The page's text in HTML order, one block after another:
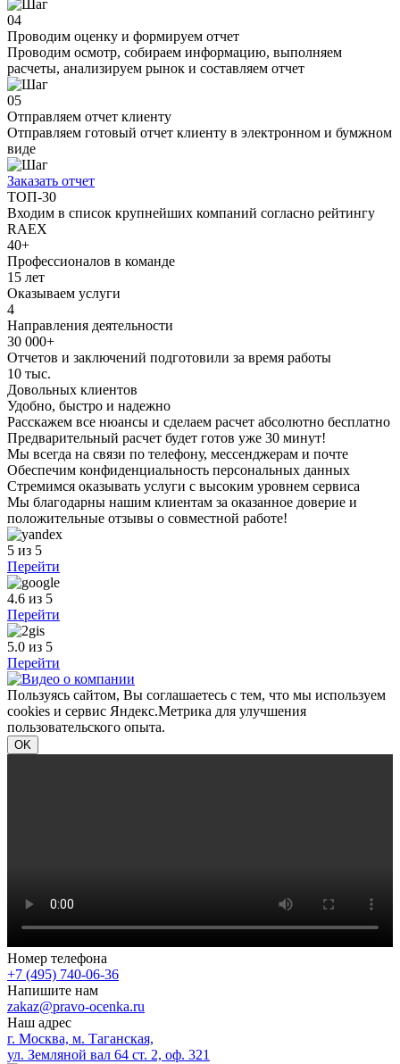
04
Проводим оценку и формируем отчет
Проводим осмотр, собираем информацию, выполняем
расчеты, анализируем рынок и составляем отчет
05
Отправляем отчет клиенту
Отправляем готовый отчет клиенту в электронном и бумжном
виде
Заказать отчет
ТОП-30
Входим в список крупнейших компаний согласно рейтингу
RAEX
40+
Профессионалов в команде
15 лет
Оказываем услуги
4
Направления деятельности
30 000+
Отчетов и заключений подготовили за время работы
10 тыс.
Довольных клиентов
Удобно, быстро и надежно
Расскажем все нюансы и сделаем расчет абсолютно бесплатно
Предварительный расчет будет готов уже 30 минут!
Мы всегда на связи по телефону, мессенджерам и почте
Обеспечим конфиденциальность персональных данных
Стремимся оказывать услуги с высоким уровнем сервиса
Мы благодарны нашим клиентам за оказанное доверие и
положительные отзывы о совместной работе!
5 из 5
Перейти
4.6 из 5
Перейти
5.0 из 5
Перейти
Пользуясь сайтом, Вы соглашаетесь с тем, что мы используем
cookies и сервис Яндекс.Метрика для улучшения
пользовательского опыта.
OK
Номер телефона
+7 (495) 740-06-36
Напишите нам
zakaz@pravo-ocenka.ru
Наш адрес
г. Москва, м. Таганская,
ул. Земляной вал 64 ст. 2, оф. 321